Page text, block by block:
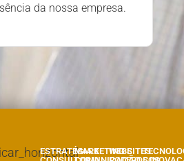
da nossa empresa.
ESTRATÉGIA EMARKETING E
WEBSITES